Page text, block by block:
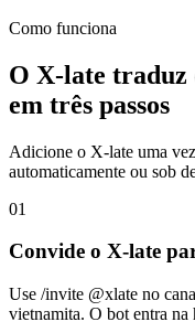
Como funciona
O X-late traduz
em três passos
Adicione o X-late uma
automaticamente ou sob
01
Convide o X-late
Use /invite @xlate no
vietnamita. O bot entra na